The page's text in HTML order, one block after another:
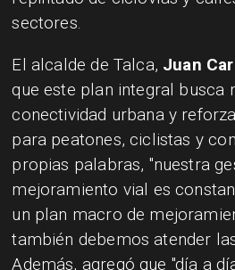
sectores.
El alcalde de Talca, Juan
que este plan integral busca
conectividad urbana y
para peatones, ciclistas y
propias palabras, "nuestra
mejoramiento vial es
un plan macro de
también debemos atender
Además, agregó que "día a